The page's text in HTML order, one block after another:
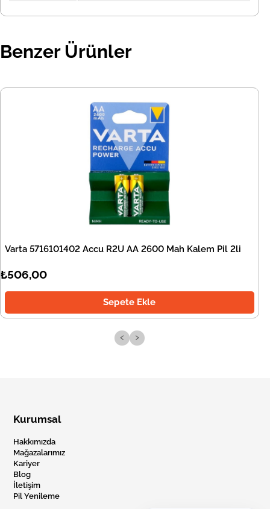
Benzer Ürünler
Varta 5716101402 Accu R2U AA 2600 Mah Kalem Pil 2li
₺506,00
Sepete Ekle
‹ ›
Kurumsal
Hakkımızda
Mağazalarımız
Kariyer
Blog
İletişim
Pil Yenileme